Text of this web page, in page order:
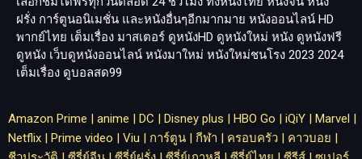
ฝรั่ง การ์ตูนอนิเมชั่น และหนังอื่นๆอีกมากมาย หนังออนไลน์ HD
พากย์ไทย เต็มเรื่อง มาสเตอร์ ดูหนังHD ดูหนังใหม่ หนัง ดูหนังฟรี
ดูหนัง เว็บดูหนังออนไลน์ หนังมาใหม่ หนังใหม่ชนโรง 2023 2024
เต็มเรื่อง ดูบอลสด99
Amazon Prime | anime | DC | Disney plus | HBO Go | iQiY | Marvel |
Netflix | Prime video | Viu | การ์ตูน | กีฬา | ครอบครัว | คาวบอย |